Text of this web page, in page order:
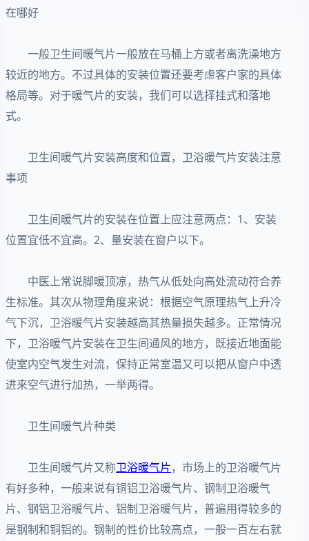
在哪好
一般卫生间暖气片一般放在马桶上方或者离洗澡地方
较近的地方。不过具体的安装位置还要考虑客户家的具体
格局等。对于暖气片的安装，我们可以选择挂式和落地
式。
卫生间暖气片安装高度和位置，卫浴暖气片安装注意
事项
卫生间暖气片的安装在位置上应注意两点：1、安装
位置宜低不宜高。2、量安装在窗户以下。
中医上常说脚暖顶凉，热气从低处向高处流动符合养
生标准。其次从物理角度来说：根据空气原理热气上升冷
气下沉，卫浴暖气片安装越高其热量损失越多。正常情况
下，卫浴暖气片安装在卫生间通风的地方，既接近地面能
使室内空气发生对流，保持正常室温又可以把从窗户中透
进来空气进行加热，一举两得。
卫生间暖气片种类
卫生间暖气片又称卫浴暖气片，市场上的卫浴暖气片
有好多种，一般来说有铜铝卫浴暖气片、钢制卫浴暖气
片、钢铝卫浴暖气片、铝制卫浴暖气片，普遍用得较多的
是钢制和铜铝的。钢制的性价比较高点，一般一百左右就